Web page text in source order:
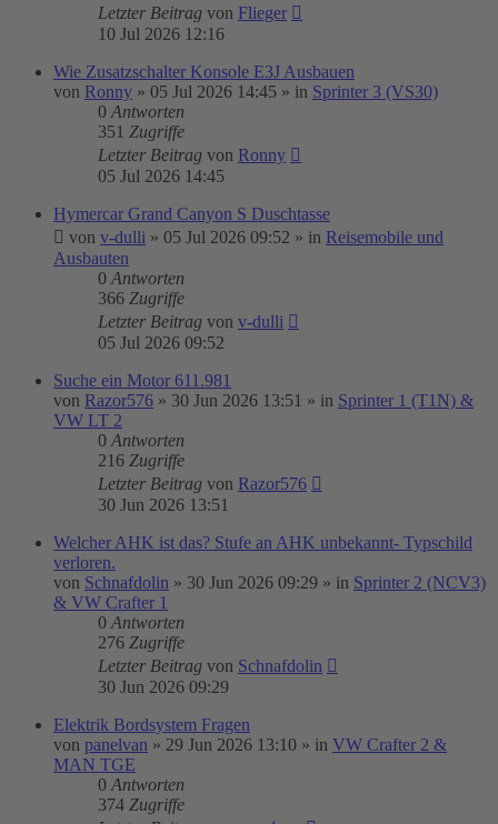
Letzter Beitrag von Flieger
10 Jul 2026 12:16
Wie Zusatzschalter Konsole E3J Ausbauen
von Ronny » 05 Jul 2026 14:45 » in Sprinter 3 (VS30)
0 Antworten
351 Zugriffe
Letzter Beitrag von Ronny
05 Jul 2026 14:45
Hymercar Grand Canyon S Duschtasse
von v-dulli » 05 Jul 2026 09:52 » in Reisemobile und
Ausbauten
0 Antworten
366 Zugriffe
Letzter Beitrag von v-dulli
05 Jul 2026 09:52
Suche ein Motor 611.981
von Razor576 » 30 Jun 2026 13:51 » in Sprinter 1 (T1N) &
VW LT 2
0 Antworten
216 Zugriffe
Letzter Beitrag von Razor576
30 Jun 2026 13:51
Welcher AHK ist das? Stufe an AHK unbekannt- Typschild
verloren.
von Schnafdolin » 30 Jun 2026 09:29 » in Sprinter 2 (NCV3)
& VW Crafter 1
0 Antworten
276 Zugriffe
Letzter Beitrag von Schnafdolin
30 Jun 2026 09:29
Elektrik Bordsystem Fragen
von panelvan » 29 Jun 2026 13:10 » in VW Crafter 2 &
MAN TGE
0 Antworten
374 Zugriffe